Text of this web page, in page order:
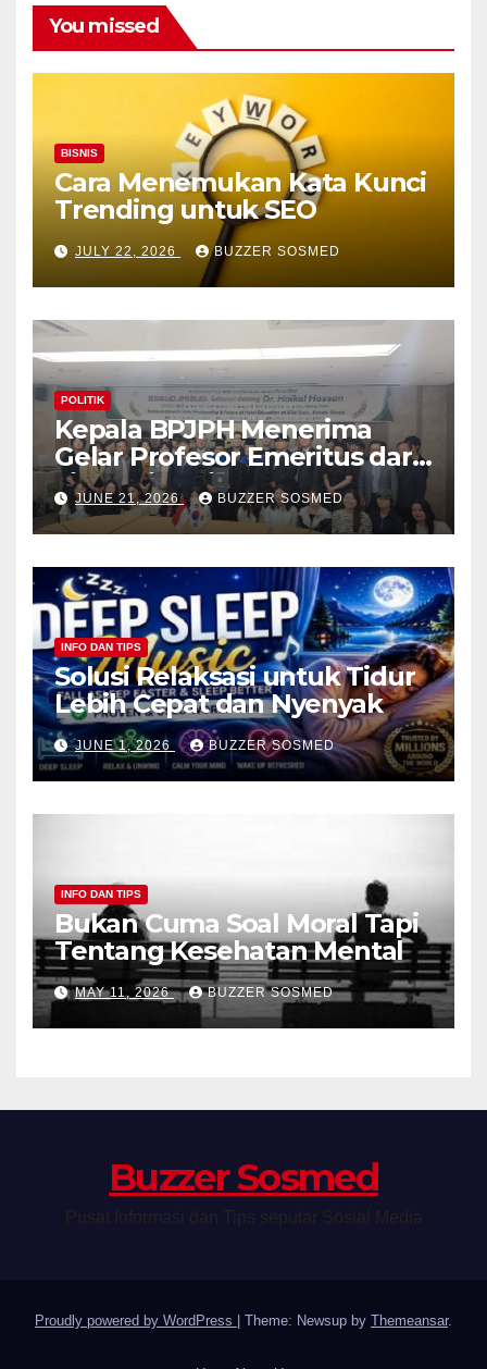
You missed
BISNIS
Cara Menemukan Kata Kunci
Trending untuk SEO
JULY 22, 2026 BUZZER SOSMED
POLITIK
Kepala BPJPH Menerima
Gelar Profesor Emeritus dari
Silla University, Busan Korsel
JUNE 21, 2026 BUZZER SOSMED
INFO DAN TIPS
Solusi Relaksasi untuk Tidur
Lebih Cepat dan Nyenyak
JUNE 1, 2026 BUZZER SOSMED
INFO DAN TIPS
Bukan Cuma Soal Moral Tapi
Tentang Kesehatan Mental
MAY 11, 2026 BUZZER SOSMED
Buzzer Sosmed
Proudly powered by WordPress Theme: Newsup by Themeansar.